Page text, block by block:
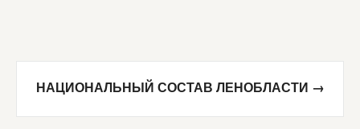
НАЦИОНАЛЬНЫЙ СОСТАВ ЛЕНОБЛАСТИ →